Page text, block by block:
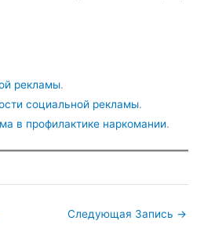
рекламы.
социальной рекламы.
в профилактике наркомании.
Следующая Запись →